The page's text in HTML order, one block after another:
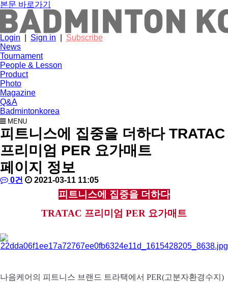
본문 바로가기
Login Sign in
Subscribe
News
Tournament
People & Lesson
Product
Photo
Magazine
Q&A
Badmintonkorea
MENU
product
피트니스에 집중을 더하다 TRATAC
프리미엄 PER 요가매트
페이지 정보
작
배
아
댓 0건 작 2021-03-11 11:05
피트니스에 집중을 더하다
TRATAC 프리미엄 PER 요가매트
나음케어의 피트니스 브랜드 트라택에서 PER(고분자환경수지)